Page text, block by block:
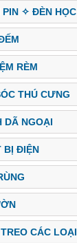
✧ ĐÈN HỌC
RÈM
THÚ CƯNG
DÃ NGOẠI
BỊ ĐIỆN
CÁC LOẠI